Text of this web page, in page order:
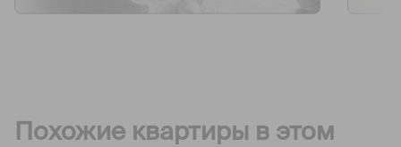
Похожие квартиры в этом